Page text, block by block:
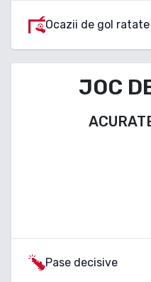
Ocazii de gol ratate
JOC
Pase decisive